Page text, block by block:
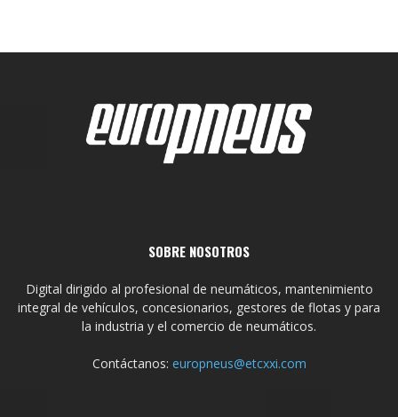
SOBRE NOSOTROS
Digital dirigido al profesional de neumáticos, mantenimiento
integral de vehículos, concesionarios, gestores de flotas y para
la industria y el comercio de neumáticos.
Contáctanos: europneus@etcxxi.com